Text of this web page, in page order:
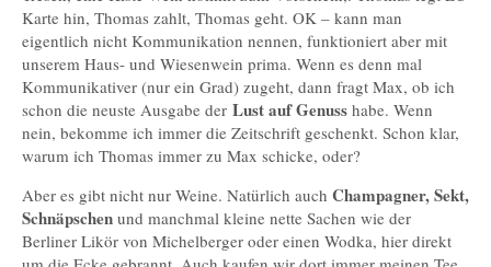
Karte hin, Thomas zahlt, Thomas geht. OK – kann man
eigentlich nicht Kommunikation nennen, funktioniert aber mit
unserem Haus- und Wiesenwein prima. Wenn es denn mal
Kommunikativer (nur ein Grad) zugeht, dann fragt Max, ob ich
schon die neuste Ausgabe der Lust auf Genuss habe. Wenn
nein, bekomme ich immer die Zeitschrift geschenkt. Schon klar,
warum ich Thomas immer zu Max schicke, oder?
Aber es gibt nicht nur Weine. Natürlich auch Champagner, Sekt,
Schnäpschen und manchmal kleine nette Sachen wie der
Berliner Likör von Michelberger oder einen Wodka, hier direkt